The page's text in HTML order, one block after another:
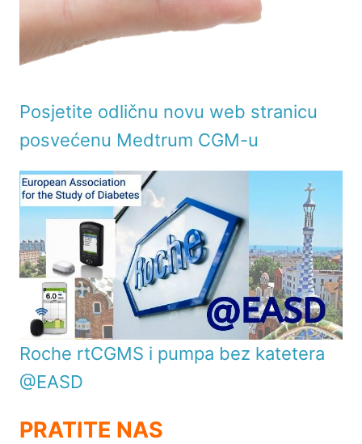
Posjetite odličnu novu web stranicu
posvećenu Medtrum CGM-u
Roche rtCGMS i pumpa bez katetera
@EASD
PRATITE NAS